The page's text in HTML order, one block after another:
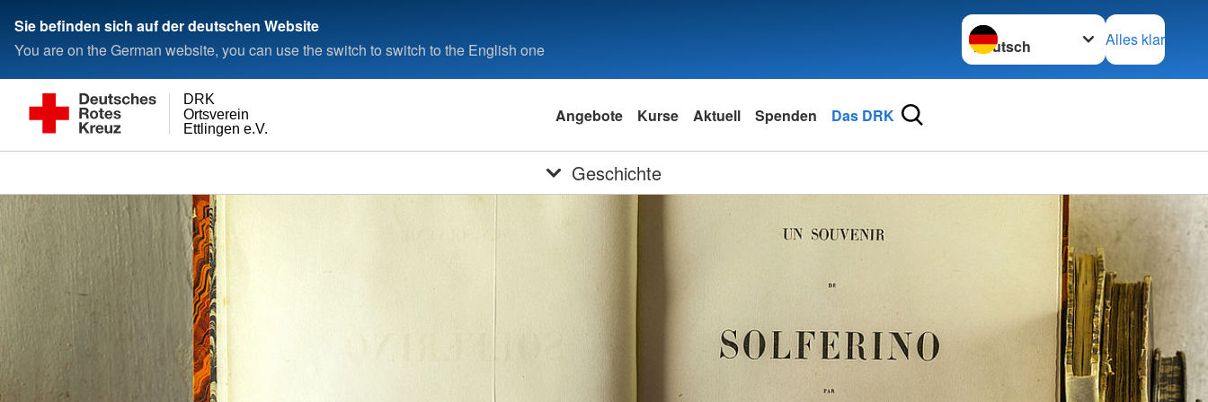
Sie befinden sich auf der deutschen Website
You are on the German website, you can use the switch to switch to the English one
Sprache wechseln zu
Alles klar
Ettlingen e.V.
Ortsverein
DRK
Angebote Kurse Aktuell Spenden Das DRK
Geschichte